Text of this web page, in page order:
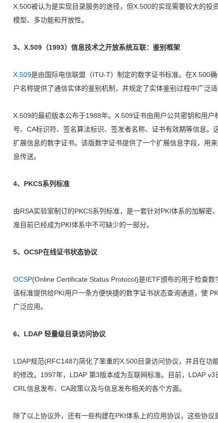
X.500被认为是实现目录服务的途径，但X.500的实现需要较大的投
模型、多功能和开放性。
3、X.509（1993）信息技术之开放系统互联：鉴别框架
X.509是由国际电信联盟（ITU-T）制定的数字证书标准。在X.500
户名称提供了通信实体的鉴别机制，并规定了实体鉴别过程中广泛
X.509的最初版本公布于1988年。X.509证书由用户公共密钥和用
号、CA标识符、签名算法标识、签发者名称、证书有效期等信息
扩展信息的数字证书。该版数字证书提供了一个扩展信息字段，用
息传送。
4、PKCS系列标准
由RSA实验室制订的PKCS系列标准，是一套针对PKI体系的加解密
准目前已经成为PKI体系中不可缺少的一部分。
5、OCSP在线证书状态协议
OCSP(Online Certificate Status Protocol)是IETF颁布的用于检查
该标准提供给PKI用户一条方便快捷的数字证书状态查询通道，使
广泛应用。
6、LDAP 轻量级目录访问协议
LDAP规范(RFC1487)简化了笨重的X.500目录访问协议，并且在功
的修改。1997年，LDAP 第3版本成为互联网标准。目前，LDAP
CRL信息发布、CA政策以及与信息发布相关的各个方面。
除了以上协议外，还有一些构建在PKI体系上的应用协议，这些协